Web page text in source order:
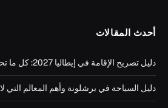
أحدث المقالات
دليل تصريح الإقامة في إيطاليا 2027: كل ما تحتاج معرفته قبل التقديم
دليل السياحة في برشلونة وأهم المعالم التي لا